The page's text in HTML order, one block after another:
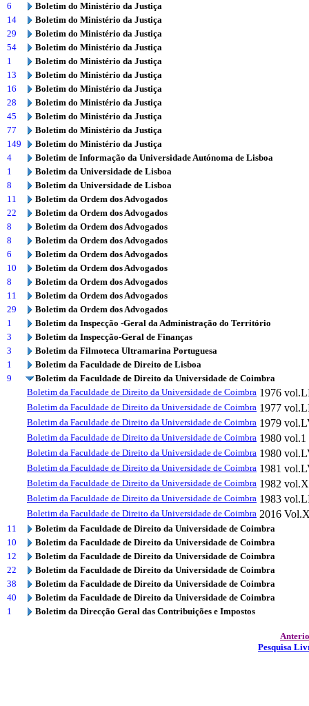
6
Boletim do Ministério da Justiça
14
Boletim do Ministério da Justiça
29
Boletim do Ministério da Justiça
54
Boletim do Ministério da Justiça
1
Boletim do Ministério da Justiça
13
Boletim do Ministério da Justiça
16
Boletim do Ministério da Justiça
28
Boletim do Ministério da Justiça
45
Boletim do Ministério da Justiça
77
Boletim do Ministério da Justiça
149
Boletim do Ministério da Justiça
4
Boletim de Informação da Universidade Autónoma de Lisboa
1
Boletim da Universidade de Lisboa
8
Boletim da Universidade de Lisboa
11
Boletim da Ordem dos Advogados
22
Boletim da Ordem dos Advogados
8
Boletim da Ordem dos Advogados
8
Boletim da Ordem dos Advogados
6
Boletim da Ordem dos Advogados
10
Boletim da Ordem dos Advogados
8
Boletim da Ordem dos Advogados
11
Boletim da Ordem dos Advogados
29
Boletim da Ordem dos Advogados
1
Boletim da Inspecção -Geral da Administração do Território
3
Boletim da Inspecção-Geral de Finanças
3
Boletim da Filmoteca Ultramarina Portuguesa
1
Boletim da Faculdade de Direito de Lisboa
9
Boletim da Faculdade de Direito da Universidade de Coimbra
Boletim da Faculdade de Direito da Universidade de Coimbra 1976
Boletim da Faculdade de Direito da Universidade de Coimbra 1977
Boletim da Faculdade de Direito da Universidade de Coimbra 1979
Boletim da Faculdade de Direito da Universidade de Coimbra 1980 vol.1
Boletim da Faculdade de Direito da Universidade de Coimbra 1980
Boletim da Faculdade de Direito da Universidade de Coimbra 1981
Boletim da Faculdade de Direito da Universidade de Coimbra 1982
Boletim da Faculdade de Direito da Universidade de Coimbra 1983
Boletim da Faculdade de Direito da Universidade de Coimbra 2016
11
Boletim da Faculdade de Direito da Universidade de Coimbra
10
Boletim da Faculdade de Direito da Universidade de Coimbra
12
Boletim da Faculdade de Direito da Universidade de Coimbra
22
Boletim da Faculdade de Direito da Universidade de Coimbra
38
Boletim da Faculdade de Direito da Universidade de Coimbra
40
Boletim da Faculdade de Direito da Universidade de Coimbra
1
Boletim da Direcção Geral das Contribuições e Impostos
Pesquisa